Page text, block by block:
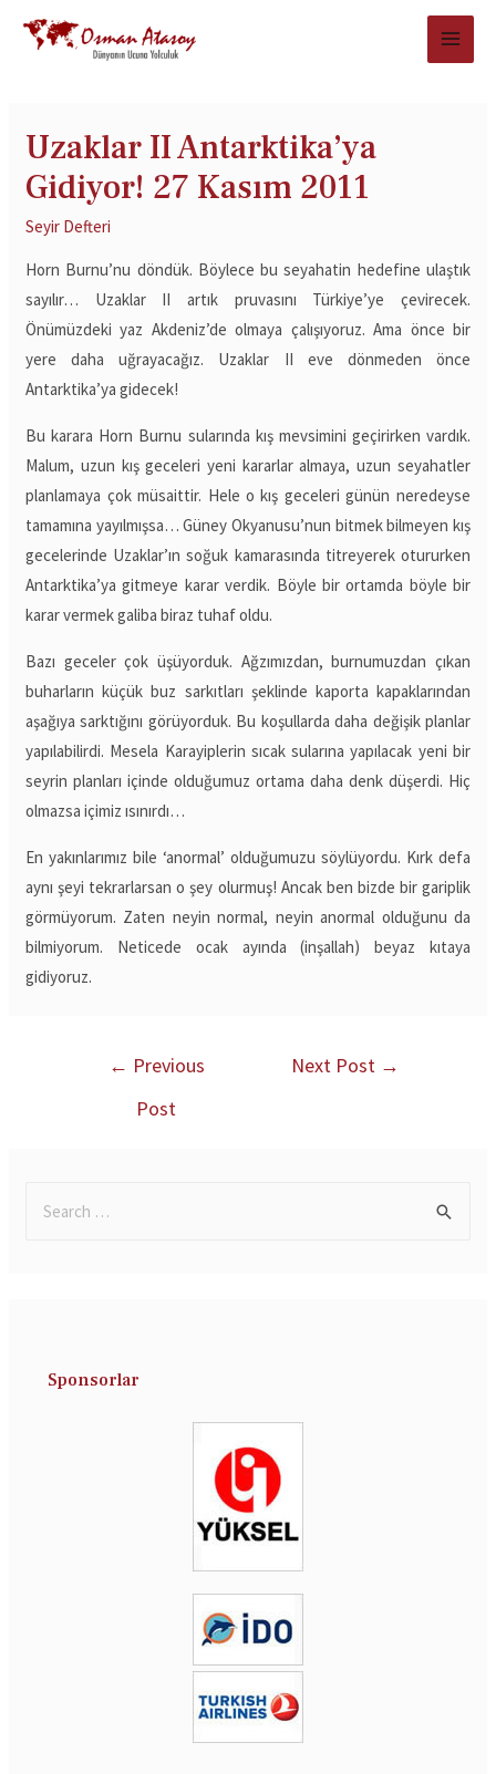
Uzaklar II Antarktika’ya
Gidiyor! 27 Kasım 2011
Seyir Defteri
Horn Burnu’nu döndük. Böylece bu seyahatin hedefine ulaştık
sayılır… Uzaklar II artık pruvasını Türkiye’ye çevirecek.
Önümüzdeki yaz Akdeniz’de olmaya çalışıyoruz. Ama önce bir
yere daha uğrayacağız. Uzaklar II eve dönmeden önce
Antarktika’ya gidecek!
Bu karara Horn Burnu sularında kış mevsimini geçirirken vardık.
Malum, uzun kış geceleri yeni kararlar almaya, uzun seyahatler
planlamaya çok müsaittir. Hele o kış geceleri günün neredeyse
tamamına yayılmışsa… Güney Okyanusu’nun bitmek bilmeyen kış
gecelerinde Uzaklar’ın soğuk kamarasında titreyerek otururken
Antarktika’ya gitmeye karar verdik. Böyle bir ortamda böyle bir
karar vermek galiba biraz tuhaf oldu.
Bazı geceler çok üşüyorduk. Ağzımızdan, burnumuzdan çıkan
buharların küçük buz sarkıtları şeklinde kaporta kapaklarından
aşağıya sarktığını görüyorduk. Bu koşullarda daha değişik planlar
yapılabilirdi. Mesela Karayiplerin sıcak sularına yapılacak yeni bir
seyrin planları içinde olduğumuz ortama daha denk düşerdi. Hiç
olmazsa içimiz ısınırdı…
En yakınlarımız bile ‘anormal’ olduğumuzu söylüyordu. Kırk defa
aynı şeyi tekrarlarsan o şey olurmuş! Ancak ben bizde bir gariplik
görmüyorum. Zaten neyin normal, neyin anormal olduğunu da
bilmiyorum. Neticede ocak ayında (inşallah) beyaz kıtaya
gidiyoruz.
← Previous
Post
Next Post →
Sponsorlar